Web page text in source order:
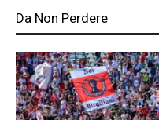
Da Non Perdere